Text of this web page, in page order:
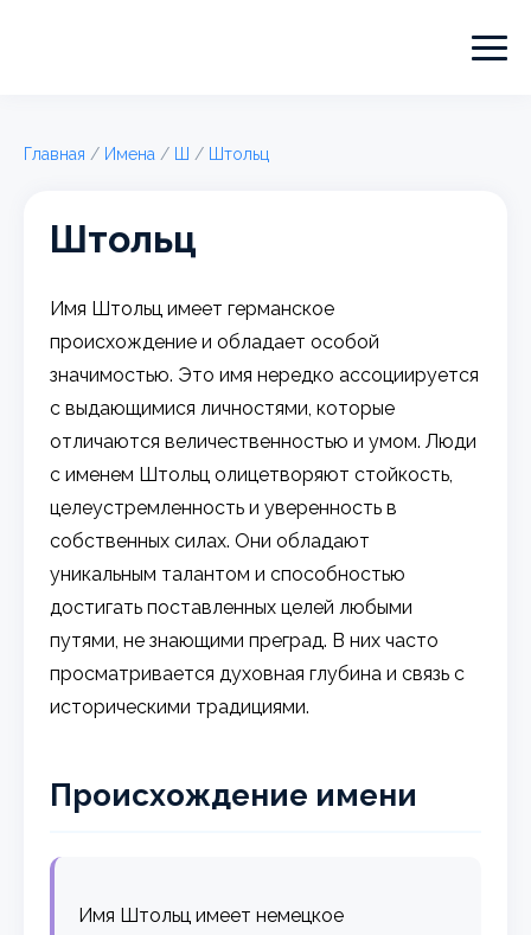
Главная / Имена / / Штольц
Штольц
Имя Штольц имеет германское
происхождение и обладает особой
значимостью. Это имя нередко ассоциируется
с выдающимися личностями, которые
отличаются величественностью и умом. Люди
с именем Штольц олицетворяют стойкость,
целеустремленность и уверенность в
собственных силах. Они обладают
уникальным талантом и способностью
достигать поставленных целей любыми
путями, не знающими преград. В них часто
просматривается духовная глубина и связь с
историческими традициями.
Происхождение имени
Имя Штольц имеет немецкое